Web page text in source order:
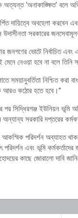
অত্যন্ত ‘অনাকাঙ্ক্ষিত’ বলে
অর্পিত দায়িত্বে অবহেলা
উদাসীনতা সরকারের
জনগণের ভোটে নির্বাচিত
নেওয়া হবে না বলে তিনি
সময়ানুবর্তিতা নিশ্চিত
আরও কঠোর হতে হবে।”
পর সিদ্ধিরগঞ্জ ইউনিয়ন ভূমি
সরকারি দপ্তরের
পরিদর্শন অব্যাহত
এবং ভূমি
কাছে জোরালো দাবি